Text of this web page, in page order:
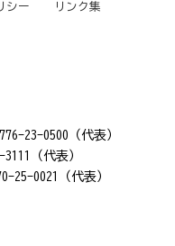
シー リンク集
23-0500（代表）
（代表）
25-0021（代表）